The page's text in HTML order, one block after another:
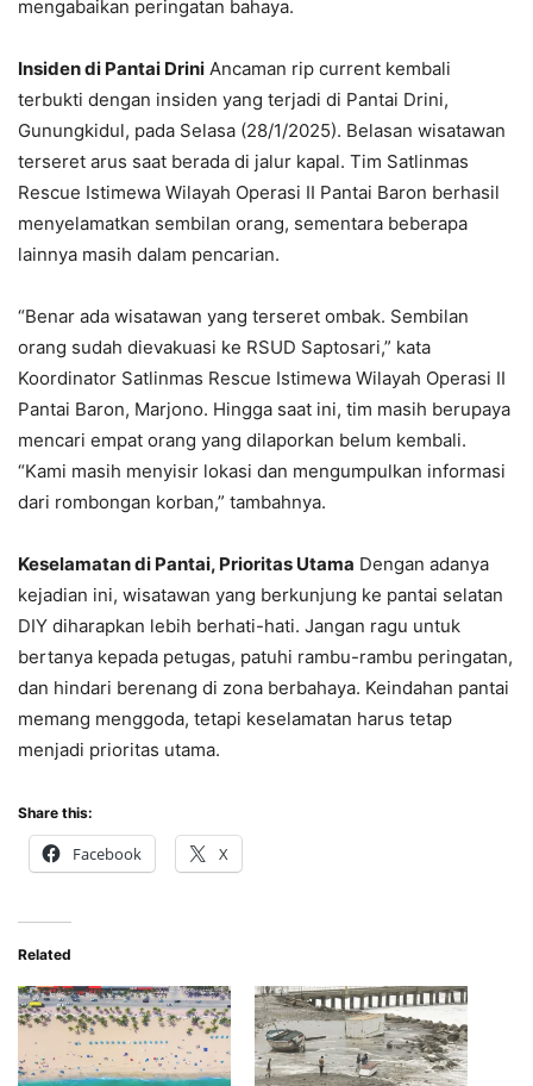
mengabaikan peringatan bahaya.
Insiden di Pantai Drini Ancaman rip current kembali
terbukti dengan insiden yang terjadi di Pantai Drini,
Gunungkidul, pada Selasa (28/1/2025). Belasan wisatawan
terseret arus saat berada di jalur kapal. Tim Satlinmas
Rescue Istimewa Wilayah Operasi II Pantai Baron berhasil
menyelamatkan sembilan orang, sementara beberapa
lainnya masih dalam pencarian.
“Benar ada wisatawan yang terseret ombak. Sembilan
orang sudah dievakuasi ke RSUD Saptosari,” kata
Koordinator Satlinmas Rescue Istimewa Wilayah Operasi II
Pantai Baron, Marjono. Hingga saat ini, tim masih berupaya
mencari empat orang yang dilaporkan belum kembali.
“Kami masih menyisir lokasi dan mengumpulkan informasi
dari rombongan korban,” tambahnya.
Keselamatan di Pantai, Prioritas Utama Dengan adanya
kejadian ini, wisatawan yang berkunjung ke pantai selatan
DIY diharapkan lebih berhati-hati. Jangan ragu untuk
bertanya kepada petugas, patuhi rambu-rambu peringatan,
dan hindari berenang di zona berbahaya. Keindahan pantai
memang menggoda, tetapi keselamatan harus tetap
menjadi prioritas utama.
Share this:
Facebook X
Related